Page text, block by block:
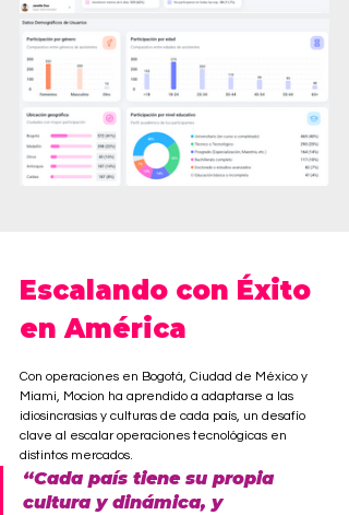
Escalando con Éxito
en América
Con operaciones en Bogotá, Ciudad de México y
Miami, Mocion ha aprendido a adaptarse a las
idiosincrasias y culturas de cada país, un desafío
clave al escalar operaciones tecnológicas en
distintos mercados.
“Cada país tiene su propia
cultura y dinámica, y